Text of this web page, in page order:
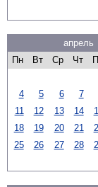
апрель
Пн
Вт Ср Чт
4
5 6 7
11
12 13 14
18
19 20 21
25
26 27 28